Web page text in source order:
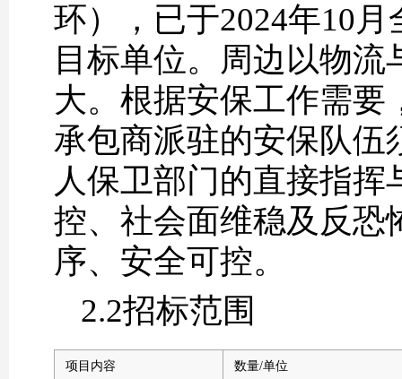
环）
，已于2024年10
目标单位。周边以物
大。根据安保工作需要
承包商派驻的安保队伍
人保卫部门的直接指
控、社会面维稳及反恐
序、安全可控。
2.2招标范围
项目内容 数量/单位